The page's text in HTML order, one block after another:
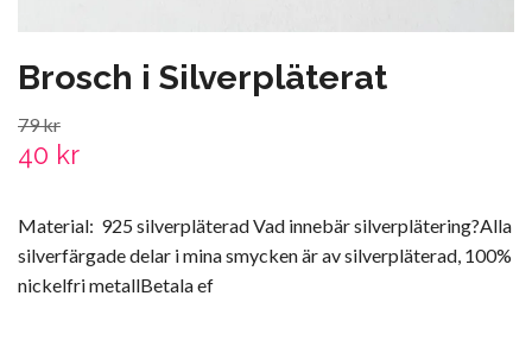
Brosch i Silverpläterat
79 kr
40 kr
Material: 925 silverpläterad Vad innebär silverplätering?Alla
silverfärgade delar i mina smycken är av silverpläterad, 100%
nickelfri metallBetala ef